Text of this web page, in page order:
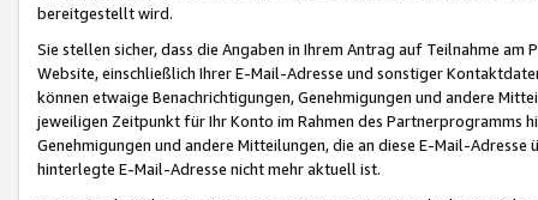
bereitgestellt wird.
Sie stellen sicher, dass die Angaben in Ihrem Antrag auf Teilnahme
Website, einschließlich Ihrer E-Mail-Adresse und sonstiger
können etwaige Benachrichtigungen, Genehmigungen und andere
jeweiligen Zeitpunkt für Ihr Konto im Rahmen des Partnerprogramms
Genehmigungen und andere Mitteilungen, die an diese E-Mail-
hinterlegte E-Mail-Adresse nicht mehr aktuell ist.